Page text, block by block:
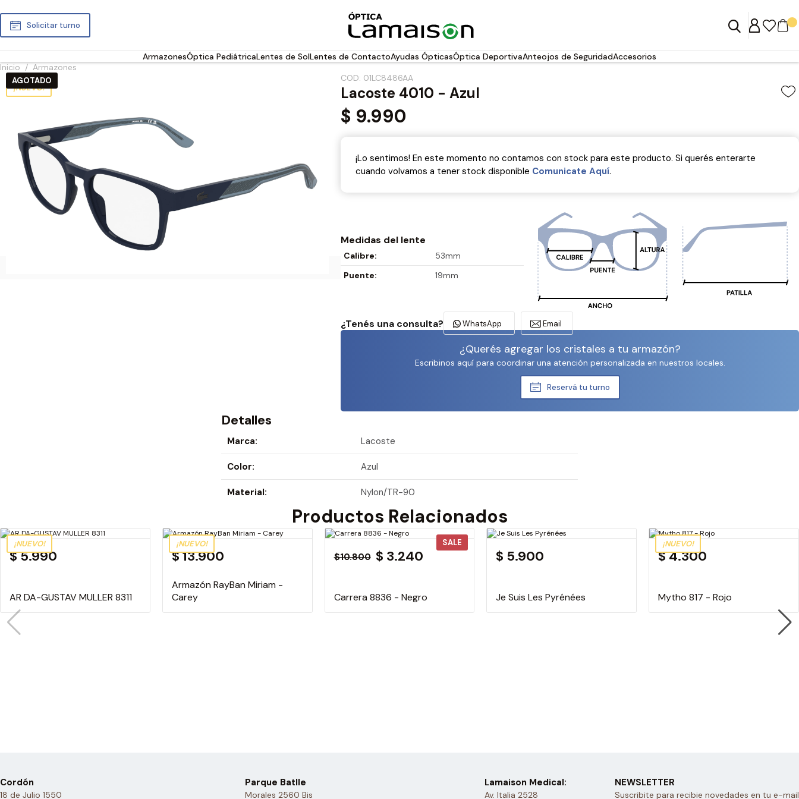
Solicitar turno
ArmazonesÓptica PediátricaLentes de SolLentes de ContactoAyudas ÓpticasÓptica DeportivaAnteojos de SeguridadAccesorios
Inicio / Armazones
¡NUEVO!
AGOTADO COD: 01LC8486AA
Lacoste 4010 - Azul
$ 9.990
¡Lo sentimos! En este momento no contamos con stock para este producto. Si querés enterarte
cuando volvamos a tener stock disponible Comunicate Aquí­.
Medidas del lente
Calibre:
53mm
Puente:
19mm
¿Tenés una consulta? WhatsApp Email
¿Querés agregar los cristales a tu armazón?
Escribinos aquí para coordinar una atención personalizada en nuestros locales.
Reservá tu turno
Detalles
Marca: Lacoste
Color: Azul
Material: Nylon/TR-90
Productos Relacionados
¡NUEVO!
$ 5.990
AR DA-GUSTAV MULLER 8311
¡NUEVO!
$ 13.900
Armazón RayBan Miriam -
Carey
SALE
$10.800 $ 3.240
Carrera 8836 - Negro
$ 5.900
Je Suis Les Pyrénées
¡NUEVO!
$ 4.300
Mytho 817 - Rojo
Cordón
18 de Julio 1550
Parque Batlle
Morales 2560 Bis
Lamaison Medical:
Av. Italia 2528
NEWSLETTER
Suscribite para recibie novedades en tu e-mail